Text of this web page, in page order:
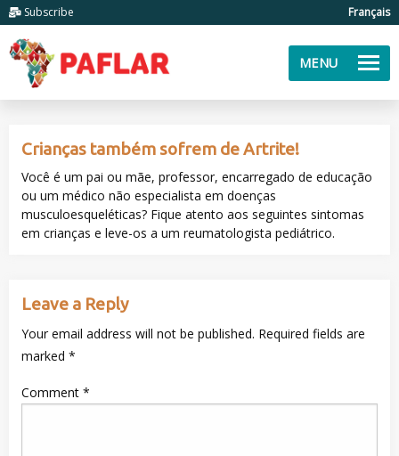
Subscribe Français
MENU
Crianças também sofrem de Artrite!
Você é um pai ou mãe, professor, encarregado de educação
ou um médico não especialista em doenças
musculoesqueléticas? Fique atento aos seguintes sintomas
em crianças e leve-os a um reumatologista pediátrico.
Leave a Reply
Your email address will not be published. Required fields are
marked *
Comment *